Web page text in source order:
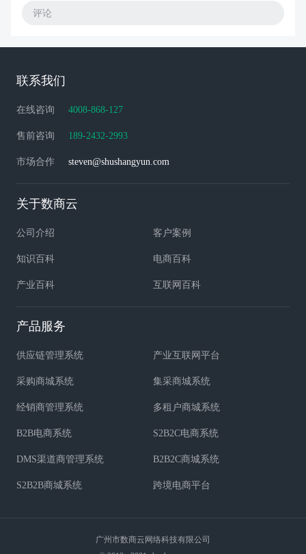
评论
联系我们
在线咨询 4008-868-127
售前咨询 189-2432-2993
市场合作 steven@shushangyun.com
关于数商云
公司介绍 客户案例
知识百科 电商百科
产业百科 互联网百科
产品服务
供应链管理系统 产业互联网平台
采购商城系统 集采商城系统
经销商管理系统 多租户商城系统
B2B电商系统 S2B2C电商系统
DMS渠道商管理系统 B2B2C商城系统
S2B2B商城系统 跨境电商平台
广州市数商云网络科技有限公司